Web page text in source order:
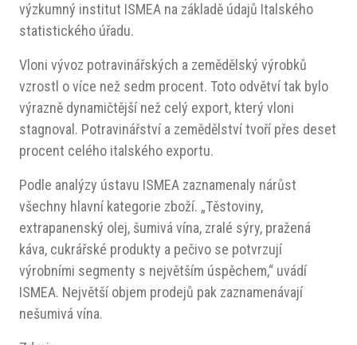
výzkumný institut ISMEA na základě údajů Italského
statistického úřadu.
Vloni vývoz potravinářských a zemědělský výrobků
vzrostl o více než sedm procent. Toto odvětví tak bylo
výrazně dynamičtější než celý export, který vloni
stagnoval. Potravinářství a zemědělství tvoří přes deset
procent celého italského exportu.
Podle analýzy ústavu ISMEA zaznamenaly nárůst
všechny hlavní kategorie zboží. „Těstoviny,
extrapanenský olej, šumivá vína, zralé sýry, pražená
káva, cukrářské produkty a pečivo se potvrzují
výrobními segmenty s největším úspěchem,“ uvádí
ISMEA. Největší objem prodejů pak zaznamenávají
nešumivá vína.